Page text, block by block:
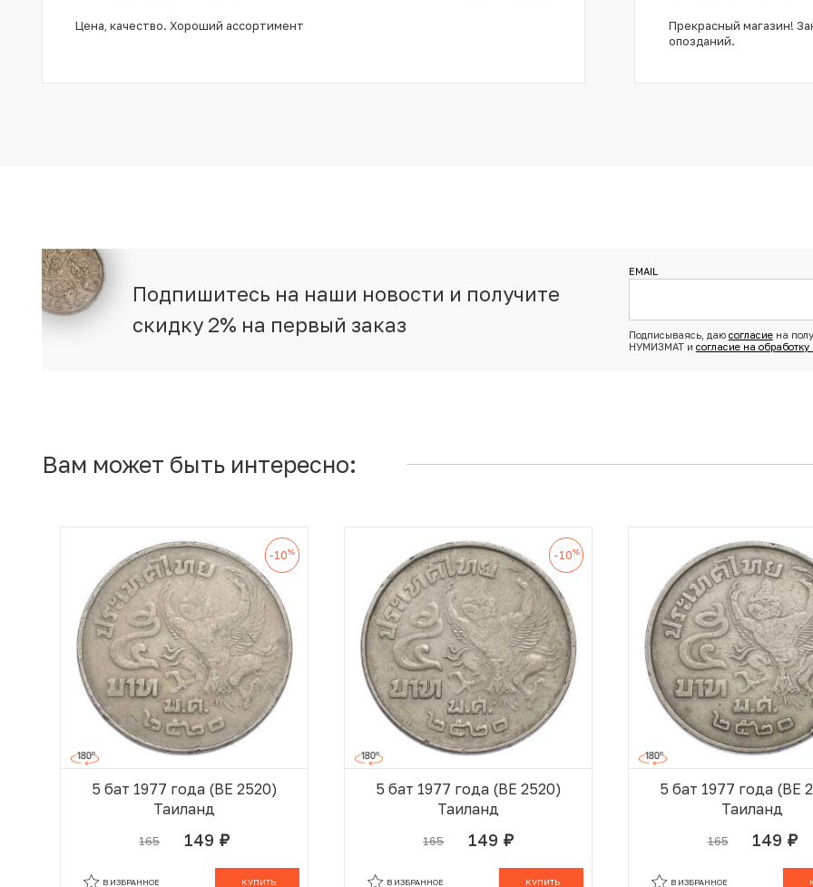
Цена, качество. Хороший ассортимент
Прекрасный магазин!
опозданий.
Подпишитесь на наши новости и получите
скидку 2% на первый заказ
EMAIL
Подписываясь, даю согласиена
НУМИЗМАТ и согласие на
Вам может быть интересно:
-10%
5 бат 1977 года (BE 2520)
Таиланд
165 149 руб.
КУПИТЬ
В ИЗБРАННОЕ
-10%
5 бат 1977 года (BE 2520)
Таиланд
165 149 руб.
КУПИТЬ
В ИЗБРАННОЕ
5 бат 1977 года (BE
Таиланд
165 149 руб.
В ИЗБРАННОЕ